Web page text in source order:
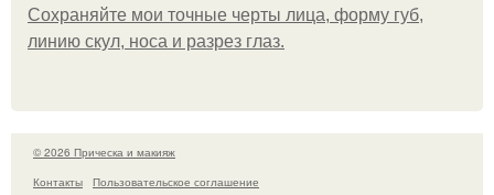
Сохраняйте мои точные черты лица, форму губ,
линию скул, носа и разрез глаз.
© 2026 Прическа и макияж
Контакты
Пользовательское соглашение